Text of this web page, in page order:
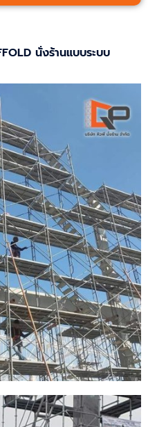
นั่งร้านแบบระบบ